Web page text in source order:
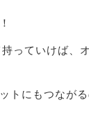
っていけば、
トにもつなが